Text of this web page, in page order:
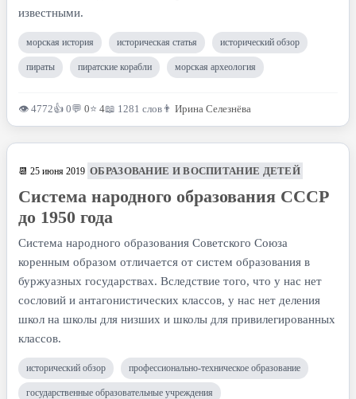
известными.
морская история историческая статья исторический обзор
пираты пиратские корабли морская археология
👁 4772👍 0💬 0⭐ 4📖 1281 слов 👨 Ирина Селезнёва
📆 25 июня 2019 ОБРАЗОВАНИЕ И ВОСПИТАНИЕ ДЕТЕЙ
Система народного образования СССР
до 1950 года
Система народного образования Советского Союза
коренным образом отличается от систем образования в
буржуазных государствах. Вследствие того, что у нас нет
сословий и антагонистических классов, у нас нет деления
школ на школы для низших и школы для привилегированных
классов.
исторический обзор профессионально-техническое образование
государственные образовательные учреждения